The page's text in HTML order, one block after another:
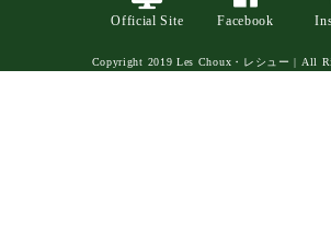
Official Site Facebook
Copyright 2019 Les Choux・レシュー | All